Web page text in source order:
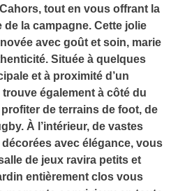
tout en vous offrant la
la campagne. Cette jolie
avec goût et soin, marie
Située à quelques
et à proximité d’un
également à côté du
de terrains de foot, de
À l’intérieur, de vastes
avec élégance, vous
de jeux ravira petits et
entièrement clos vous